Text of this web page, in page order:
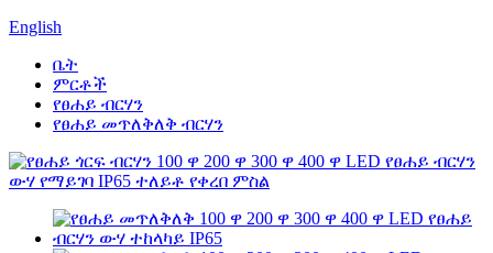
English
ቤት
ምርቶች
የፀሐይ ብርሃን
የፀሐይ መጥለቅለቅ ብርሃን